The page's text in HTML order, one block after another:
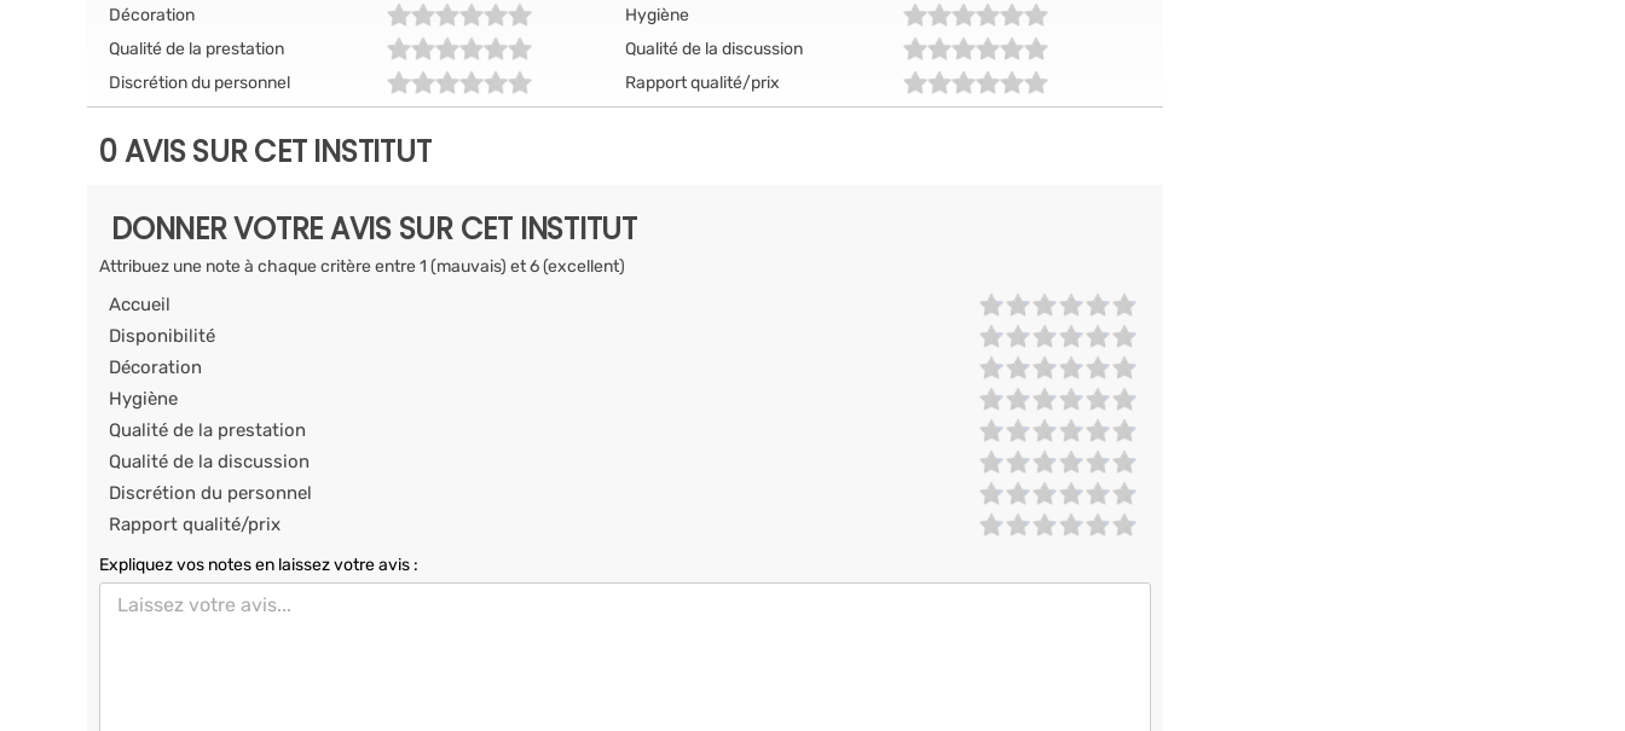
Décoration
Hygiène
Qualité de la prestation
Qualité de la discussion
Discrétion du personnel
Rapport qualité/prix
0 AVIS SUR CET INSTITUT
DONNER VOTRE AVIS SUR CET INSTITUT
Attribuez une note à chaque critère entre 1 (mauvais) et 6 (excellent)
Accueil
Disponibilité
Décoration
Hygiène
Qualité de la prestation
Qualité de la discussion
Discrétion du personnel
Rapport qualité/prix
Expliquez vos notes en laissez votre avis :